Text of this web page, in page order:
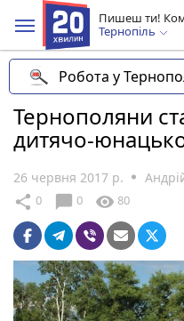
Пишеш ти!
Тернопіль
Робота у
Тернополяни
дитячо-
26 червня 2017 р.
share 0 chat_bubble 0 visibility 80